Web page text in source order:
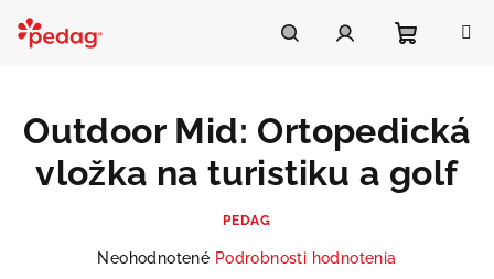
obsah
košík
Outdoor Mid: Ortopedická
vložka na turistiku a golf
PEDAG
Priemerné
Neohodnotené Podrobnosti hodnotenia
Asistent Pedag